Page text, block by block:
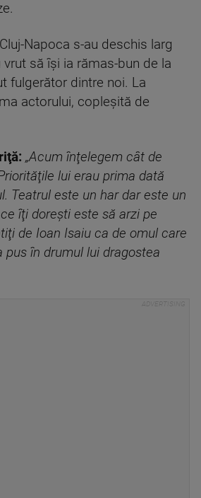
Napoca s-au deschis larg
să îşi ia rămas-bun de la
fulgerător dintre noi. La
actorului, copleşită de
„Acum înţelegem cât de
lui erau prima dată
Teatrul este un har dar este un
îţi doreşti este să arzi pe
de Ioan Isaiu ca de omul care
pus în drumul lui dragostea